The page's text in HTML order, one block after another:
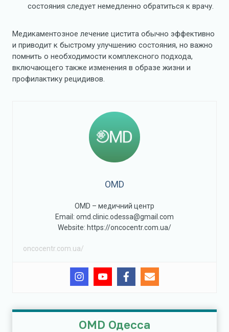
состояния следует немедленно обратиться к врачу.
Медикаментозное лечение цистита обычно эффективно
и приводит к быстрому улучшению состояния, но важно
помнить о необходимости комплексного подхода,
включающего также изменения в образе жизни и
профилактику рецидивов.
OMD
OMD – медичний центр
Email: omd.clinic.odessa@gmail.com
Website: https://oncocentr.com.ua/
oncocentr.com.ua/
OMD Одесса